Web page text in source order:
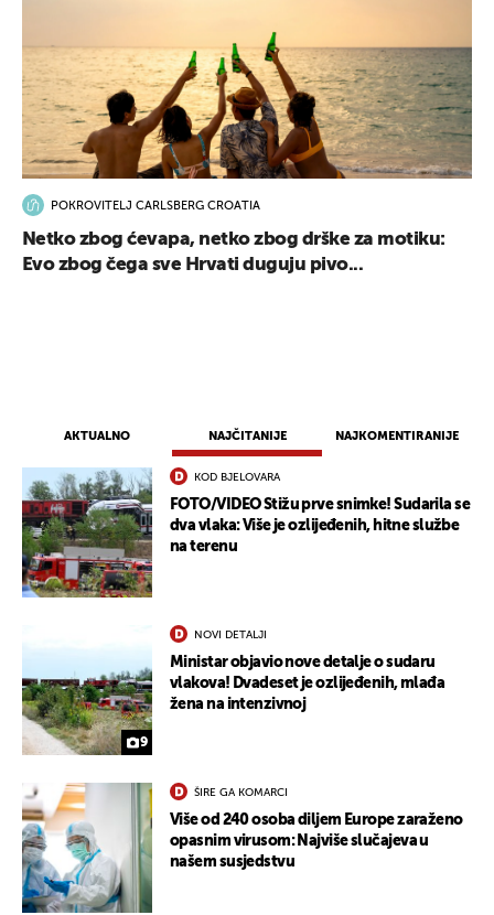
AKTUALNO NAJČITANIJE NAJKOMENTIRANIJE
KOD BJELOVARA
FOTO/VIDEO Stižu prve snimke! Sudarila se
dva vlaka: Više je ozlijeđenih, hitne službe
na terenu
9
NOVI DETALJI
Ministar objavio nove detalje o sudaru
vlakova! Dvadeset je ozlijeđenih, mlađa
žena na intenzivnoj
ŠIRE GA KOMARCI
Više od 240 osoba diljem Europe zaraženo
opasnim virusom: Najviše slučajeva u
našem susjedstvu
POKROVITELJ CARLSBERG CROATIA
Netko zbog ćevapa, netko zbog drške za motiku:
Evo zbog čega sve Hrvati duguju pivo...